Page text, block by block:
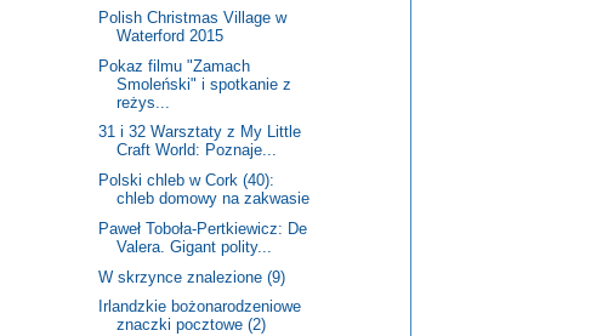
Polish Christmas Village w
Waterford 2015
Pokaz filmu "Zamach
Smoleński" i spotkanie z
reżys...
31 i 32 Warsztaty z My Little
Craft World: Poznaje...
Polski chleb w Cork (40):
chleb domowy na zakwasie
Paweł Toboła-Pertkiewicz: De
Valera. Gigant polity...
W skrzynce znalezione (9)
Irlandzkie bożonarodzeniowe
znaczki pocztowe (2)